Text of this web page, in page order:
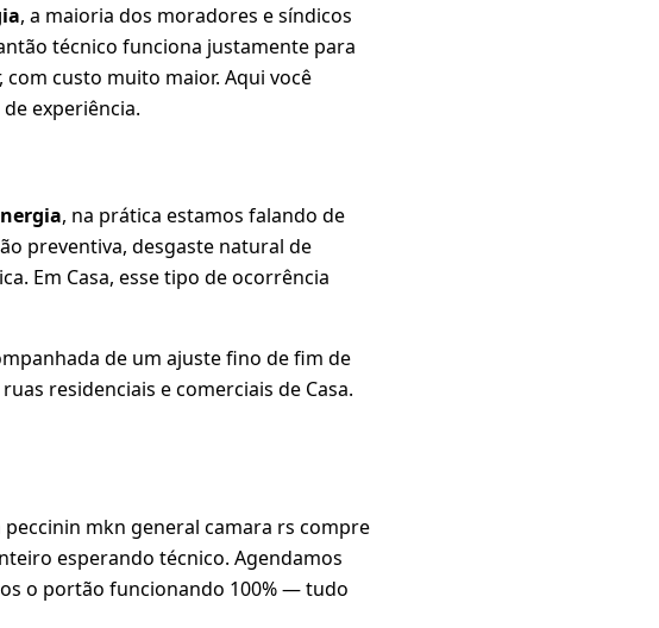
, a maioria dos moradores e síndicos
técnico funciona justamente para
custo muito maior. Aqui você
experiência.
, na prática estamos falando de
preventiva, desgaste natural de
Em Casa, esse tipo de ocorrência
de um ajuste fino de fim de
residenciais e comerciais de Casa.
mkn general camara rs compre
esperando técnico. Agendamos
o portão funcionando 100% — tudo